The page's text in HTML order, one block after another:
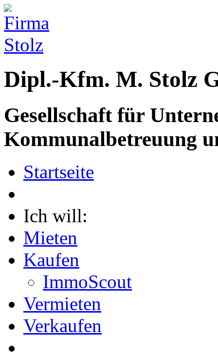
Dipl.-Kfm. M. Stolz
Gesellschaft für
Kommunalbetreuung
Startseite
Ich will:
Mieten
Kaufen
ImmoScout
Vermieten
Verkaufen